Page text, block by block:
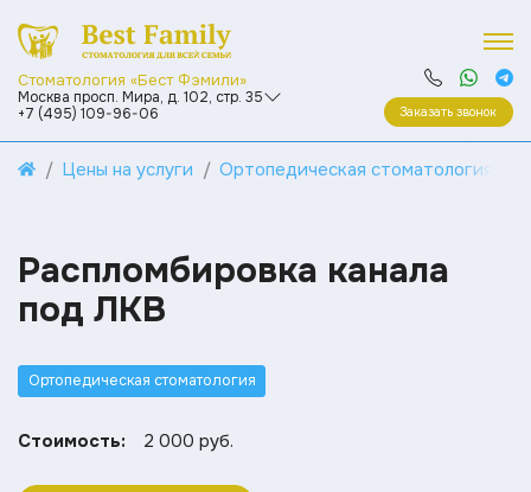
Стоматология «Бест Фэмили»
Москва просп. Мира, д. 102, стр. 35
+7 (495) 109-96-06
Заказать звонок
Цены на услуги Ортопедическая стоматология
Распломбировка канала
под ЛКВ
Ортопедическая стоматология
Стоимость: 2 000 руб.